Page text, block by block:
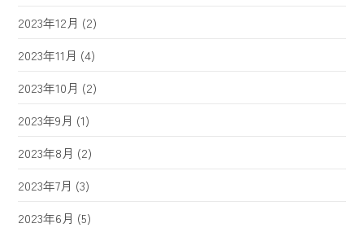
2023年12月 (2)
2023年11月 (4)
2023年10月 (2)
2023年9月 (1)
2023年8月 (2)
2023年7月 (3)
2023年6月 (5)